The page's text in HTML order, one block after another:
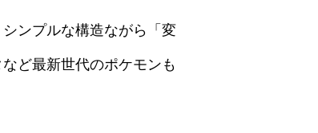
ンプルな構造ながら「変
ど最新世代のポケモンも